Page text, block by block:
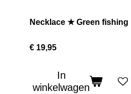
Necklace ★ Green fishing
€ 19,95
In
winkelwagen